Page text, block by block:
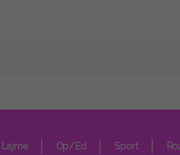
Lajme Op/Ed Sport